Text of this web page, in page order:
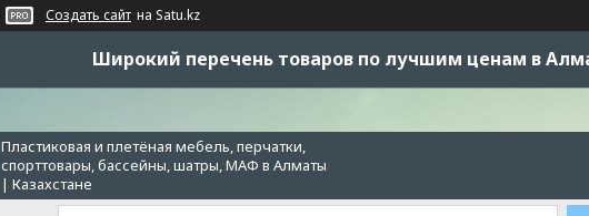
Создать сайт на Satu.kz
Широкий перечень товаров по лучшим ценам в
Пластиковая и плетёная мебель, перчатки,
спорттовары, бассейны, шатры, МАФ в Алматы
| Казахстане